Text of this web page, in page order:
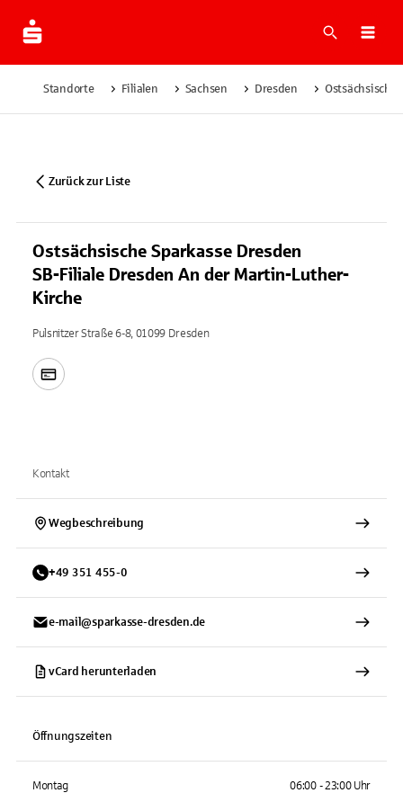
Suche
Standorte Filialen Sachsen Dresden Ostsächsische
Zurück zur Liste
Ostsächsische Sparkasse Dresden
SB-Filiale Dresden An der Martin-Luther-
Kirche
Pulsnitzer Straße 6-8, 01099 Dresden
Kontakt
Wegbeschreibung
+49 351 455-0
e-mail@sparkasse-dresden.de
vCard herunterladen
Öffnungszeiten
Montag 06:00 - 23:00 Uhr